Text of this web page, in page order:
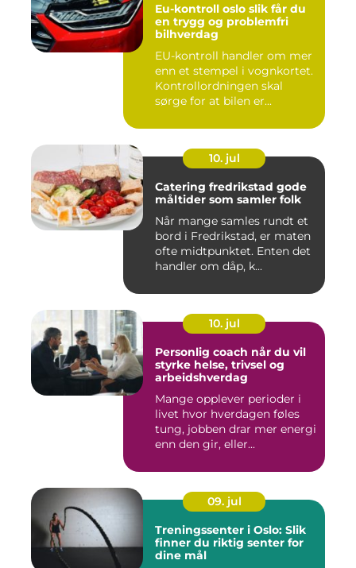
Eu-kontroll oslo slik får du
en trygg og problemfri
bilhverdag
EU-kontroll handler om mer
enn et stempel i vognkortet.
Kontrollordningen skal
sørge for at bilen er...
10. jul
Catering fredrikstad gode
måltider som samler folk
Når mange samles rundt et
bord i Fredrikstad, er maten
ofte midtpunktet. Enten det
handler om dåp, k...
10. jul
Personlig coach når du vil
styrke helse, trivsel og
arbeidshverdag
Mange opplever perioder i
livet hvor hverdagen føles
tung, jobben drar mer energi
enn den gir, eller...
09. jul
Treningssenter i Oslo: Slik
finner du riktig senter for
dine mål